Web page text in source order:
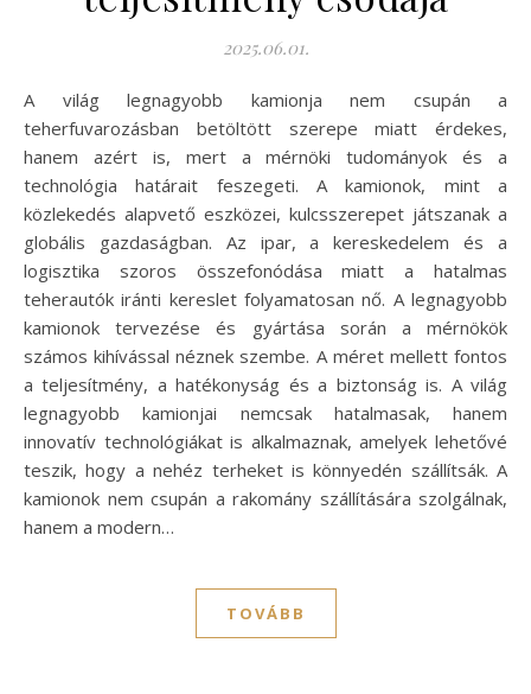
2025.06.01.
A világ legnagyobb kamionja nem csupán a
teherfuvarozásban betöltött szerepe miatt érdekes,
hanem azért is, mert a mérnöki tudományok és a
technológia határait feszegeti. A kamionok, mint a
közlekedés alapvető eszközei, kulcsszerepet játszanak a
globális gazdaságban. Az ipar, a kereskedelem és a
logisztika szoros összefonódása miatt a hatalmas
teherautók iránti kereslet folyamatosan nő. A legnagyobb
kamionok tervezése és gyártása során a mérnökök
számos kihívással néznek szembe. A méret mellett fontos
a teljesítmény, a hatékonyság és a biztonság is. A világ
legnagyobb kamionjai nemcsak hatalmasak, hanem
innovatív technológiákat is alkalmaznak, amelyek lehetővé
teszik, hogy a nehéz terheket is könnyedén szállítsák. A
kamionok nem csupán a rakomány szállítására szolgálnak,
hanem a modern…
TOVÁBB